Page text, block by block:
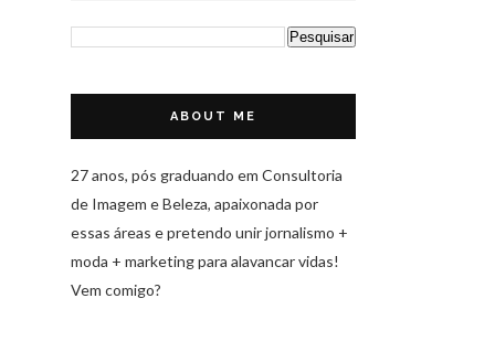
ABOUT ME
27 anos, pós graduando em Consultoria
de Imagem e Beleza, apaixonada por
essas áreas e pretendo unir jornalismo +
moda + marketing para alavancar vidas!
Vem comigo?